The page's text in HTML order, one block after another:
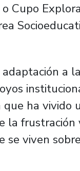
Cupo
a
ha vivido
la frustración
se viven